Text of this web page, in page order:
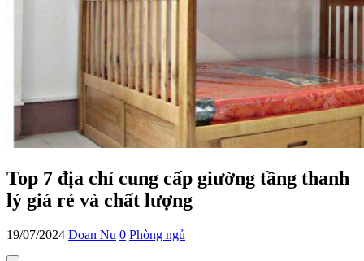
Top 7 địa chỉ cung cấp giường tầng thanh
lý giá rẻ và chất lượng
19/07/2024 Doan Nu 0 Phòng ngủ